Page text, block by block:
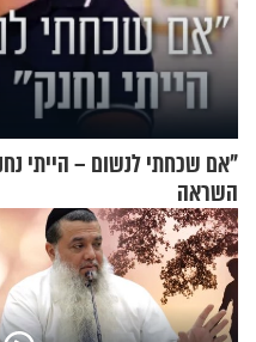
"אם שכחתי לנשום – הייתי
השראה